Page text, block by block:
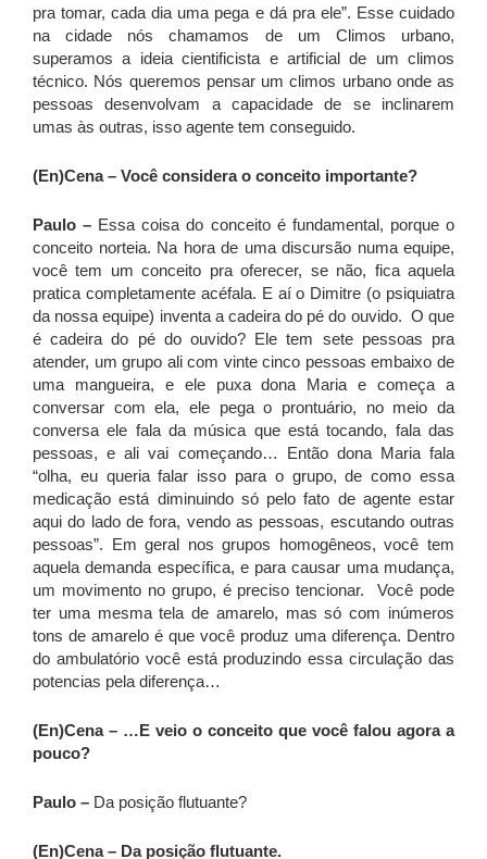
pra tomar, cada dia uma pega e dá pra ele”. Esse cuidado
na cidade nós chamamos de um Climos urbano,
superamos a ideia cientificista e artificial de um climos
técnico. Nós queremos pensar um climos urbano onde as
pessoas desenvolvam a capacidade de se inclinarem
umas às outras, isso agente tem conseguido.
(En)Cena – Você considera o conceito importante?
Paulo – Essa coisa do conceito é fundamental, porque o
conceito norteia. Na hora de uma discursão numa equipe,
você tem um conceito pra oferecer, se não, fica aquela
pratica completamente acéfala. E aí o Dimitre (o psiquiatra
da nossa equipe) inventa a cadeira do pé do ouvido. O que
é cadeira do pé do ouvido? Ele tem sete pessoas pra
atender, um grupo ali com vinte cinco pessoas embaixo de
uma mangueira, e ele puxa dona Maria e começa a
conversar com ela, ele pega o prontuário, no meio da
conversa ele fala da música que está tocando, fala das
pessoas, e ali vai começando… Então dona Maria fala
“olha, eu queria falar isso para o grupo, de como essa
medicação está diminuindo só pelo fato de agente estar
aqui do lado de fora, vendo as pessoas, escutando outras
pessoas”. Em geral nos grupos homogêneos, você tem
aquela demanda específica, e para causar uma mudança,
um movimento no grupo, é preciso tencionar. Você pode
ter uma mesma tela de amarelo, mas só com inúmeros
tons de amarelo é que você produz uma diferença. Dentro
do ambulatório você está produzindo essa circulação das
potencias pela diferença…
(En)Cena – …E veio o conceito que você falou agora a
pouco?
Paulo – Da posição flutuante?
(En)Cena – Da posição flutuante.